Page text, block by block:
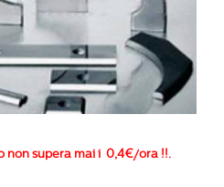
non supera mai i 0,4€/ora !!.